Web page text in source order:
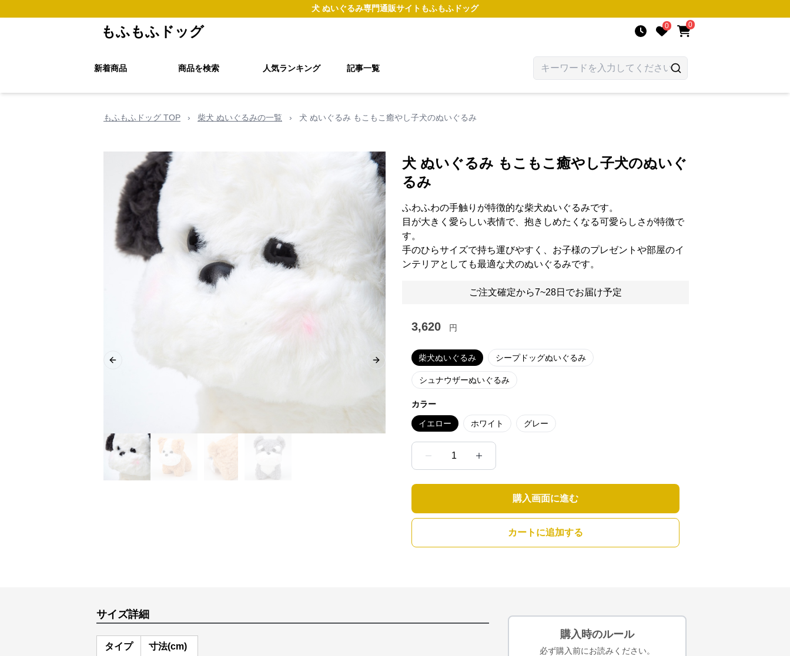
犬 ぬいぐるみ専門通販サイト もふもふドッグ
もふもふドッグ 0 0
新着商品 商品を検索 人気ランキング 記事一覧
もふもふドッグ TOP › 柴犬 ぬいぐるみの一覧 › 犬 ぬいぐるみ もこもこ癒やし子犬のぬいぐるみ
Previous slide Next slide
犬 ぬいぐるみ もこもこ癒やし子犬のぬいぐ
るみ
ふわふわの手触りが特徴的な柴犬ぬいぐるみです。
目が大きく愛らしい表情で、抱きしめたくなる可愛らしさが特徴で
す。
手のひらサイズで持ち運びやすく、お子様のプレゼントや部屋のイ
ンテリアとしても最適な犬のぬいぐるみです。
ご注文確定から7~28日でお届け予定
3,620 円
柴犬ぬいぐるみ シープドッグぬいぐるみ
シュナウザーぬいぐるみ
カラー
イエロー ホワイト グレー
1
購入画面に進む
カートに追加する
サイズ詳細
タイプ 寸法(cm)
購入時のルール
必ず購入前にお読みください。